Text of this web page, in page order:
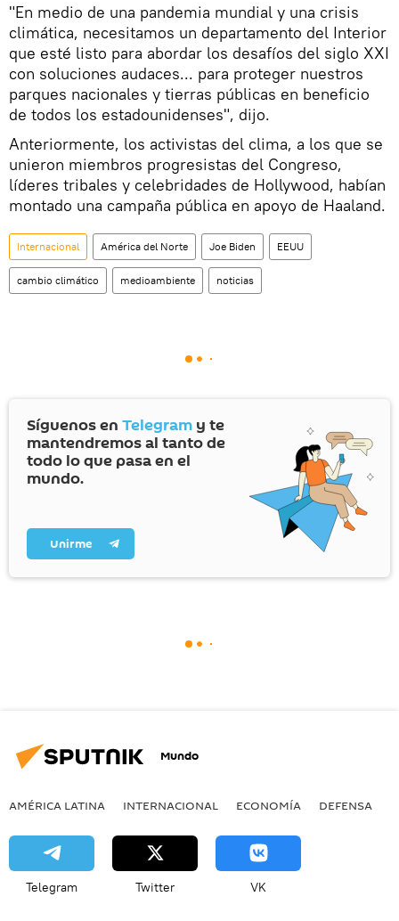
"En medio de una pandemia mundial y una crisis
climática, necesitamos un departamento del Interior
que esté listo para abordar los desafíos del siglo XXI
con soluciones audaces... para proteger nuestros
parques nacionales y tierras públicas en beneficio
de todos los estadounidenses", dijo.
Anteriormente, los activistas del clima, a los que se
unieron miembros progresistas del Congreso,
líderes tribales y celebridades de Hollywood, habían
montado una campaña pública en apoyo de Haaland.
Internacional América del Norte Joe Biden EEUU
cambio climático medioambiente noticias
Síguenos en Telegram y te
mantendremos al tanto de
todo lo que pasa en el
mundo.
Unirme
Mundo
AMÉRICA LATINA INTERNACIONAL ECONOMÍA DEFENSA
Telegram Twitter VK